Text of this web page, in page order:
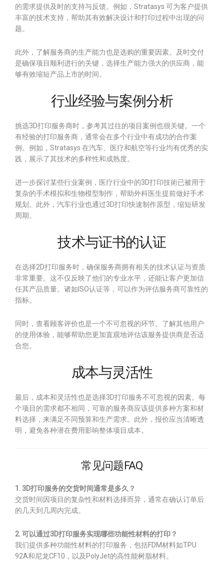
的需求提供及时的支持与反馈。例如，Stratasys 可为客户提供
丰富的技术支持，帮助其有效解决设计和打印过程中出现的问
题。
此外，了解服务商的生产能力也是选购的重要因素。及时交付
是确保项目顺利进行的关键，选择生产能力强大的供应商，能
够有效缩短产品上市的时间。
行业经验与案例分析
挑选3D打印服务商时，参考其过往的项目案例也很关键。一个
有经验的打印服务商，通常会在多个行业中有成功的合作案
例。例如，Stratasys 在汽车、医疗和航空等行业均有优秀的实
践，展示了其技术的多样性和成熟度。
进一步探讨某些行业案例，医疗行业中的3D打印技術已被用于
复杂的手术模拟和生物模型制作，帮助外科医生提前做好手术
规划。此外，汽车行业也通过3D打印快速制作原型，缩短研发
周期。
技术与证书的认证
在选择2D打印服务时，确保服务商拥有相关的技术认证与资质
非常重要。这不仅反映了他们的专业水平，还能让客户更加信
任其产品质量。诸如ISO认证等，可以作为评估服务商可靠性的
指标。
同时，查看顾客评价也是一个不可忽视的环节。了解其他用户
的使用体验，能够帮助您更加直观地评估该服务提供商是否适
合您。
成本与灵活性
最后，成本和灵活性也是选择3D打印服务不可忽视的因素。每
个项目的需求都不相同，可靠的服务商应该提供多种方案和材
料选择，来满足不同预算和生产需求。此外，报价应当清晰透
明，避免各种潜在费用影响整体项目成本。
常见问题FAQ
1. 3D打印服务的交货时间通常是多久？
交货时间因项目的复杂性和材料选择而异，通常在确认订单后
的几天到几周内完成。
2. 可以通过3D打印服务实现哪些功能性材料的打印？
我们提供多种功能性材料的打印服务，包括FDM材料如TPU
92A和尼龙CF10，以及PolyJet的高性能树脂材料。